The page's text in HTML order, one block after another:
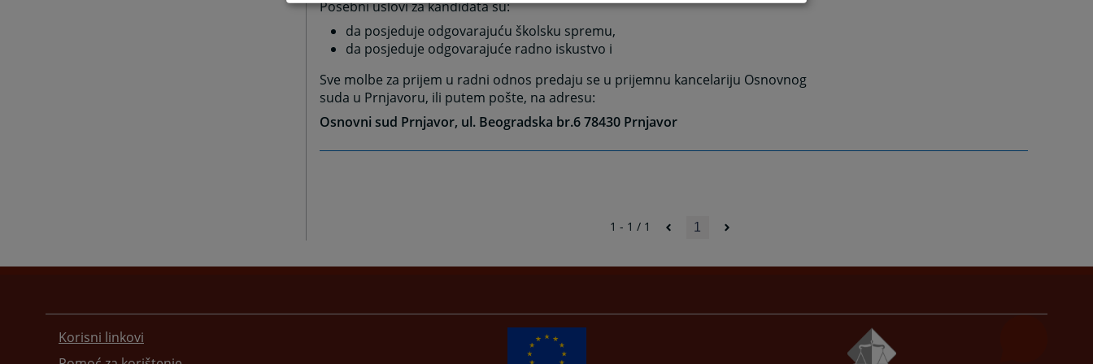
Posebni uslovi za kandidata su:
da posjeduje odgovarajuću školsku spremu,
da posjeduje odgovarajuće radno iskustvo i
Sve molbe za prijem u radni odnos predaju se u prijemnu kancelariju Osnovnog
suda u Prnjavoru, ili putem pošte, na adresu:
Osnovni sud Prnjavor, ul. Beogradska br.6 78430 Prnjavor
1 - 1 / 1 1
Korisni linkovi